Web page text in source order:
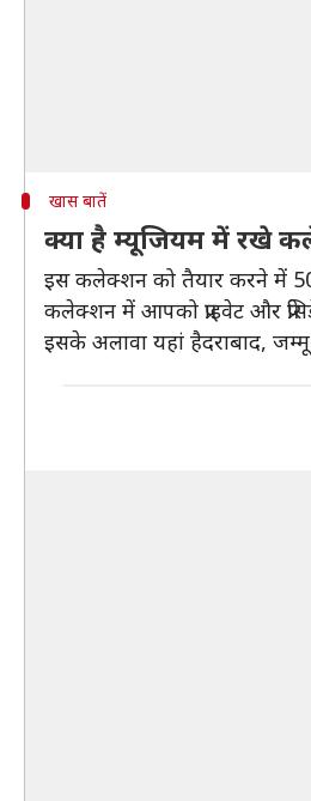
खास बातें
क्या है म्यूजियम में रखे
इस कलेक्शन को तैयार करने में
कलेक्शन में आपको प्राइवेट और
इसके अलावा यहां हैदराबाद,